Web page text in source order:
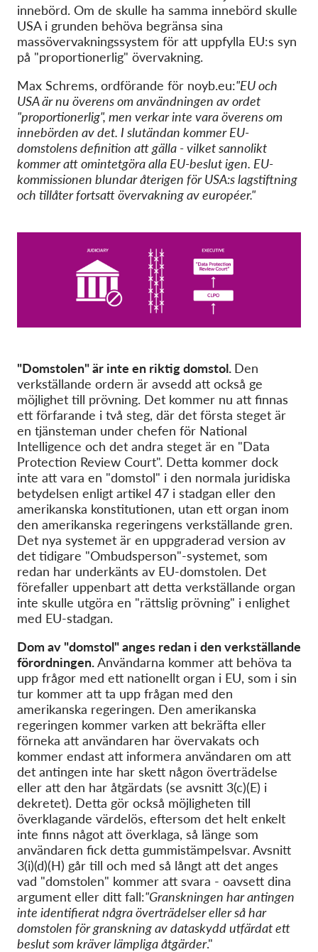
innebörd. Om de skulle ha samma innebörd skulle
USA i grunden behöva begränsa sina
massövervakningssystem för att uppfylla EU:s syn
på "proportionerlig" övervakning.
Max Schrems, ordförande för noyb.eu:"EU och
USA är nu överens om användningen av ordet
"proportionerlig", men verkar inte vara överens om
innebörden av det. I slutändan kommer EU-
domstolens definition att gälla - vilket sannolikt
kommer att omintetgöra alla EU-beslut igen. EU-
kommissionen blundar återigen för USA:s lagstiftning
och tillåter fortsatt övervakning av européer."
"Domstolen" är inte en riktig domstol. Den
verkställande ordern är avsedd att också ge
möjlighet till prövning. Det kommer nu att finnas
ett förfarande i två steg, där det första steget är
en tjänsteman under chefen för National
Intelligence och det andra steget är en "Data
Protection Review Court". Detta kommer dock
inte att vara en "domstol" i den normala juridiska
betydelsen enligt artikel 47 i stadgan eller den
amerikanska konstitutionen, utan ett organ inom
den amerikanska regeringens verkställande gren.
Det nya systemet är en uppgraderad version av
det tidigare "Ombudsperson"-systemet, som
redan har underkänts av EU-domstolen. Det
förefaller uppenbart att detta verkställande organ
inte skulle utgöra en "rättslig prövning" i enlighet
med EU-stadgan.
Dom av "domstol" anges redan i den verkställande
förordningen.Användarna kommer att behöva ta
upp frågor med ett nationellt organ i EU, som i sin
tur kommer att ta upp frågan med den
amerikanska regeringen. Den amerikanska
regeringen kommer varken att bekräfta eller
förneka att användaren har övervakats och
kommer endast att informera användaren om att
det antingen inte har skett någon överträdelse
eller att den har åtgärdats (se avsnitt 3(c)(E) i
dekretet). Detta gör också möjligheten till
överklagande värdelös, eftersom det helt enkelt
inte finns något att överklaga, så länge som
användaren fick detta gummistämpelsvar. Avsnitt
3(i)(d)(H) går till och med så långt att det anges
vad "domstolen" kommer att svara - oavsett dina
argument eller ditt fall:"Granskningen har antingen
inte identifierat några överträdelser eller så har
domstolen för granskning av dataskydd utfärdat ett
beslut som kräver lämpliga åtgärder."